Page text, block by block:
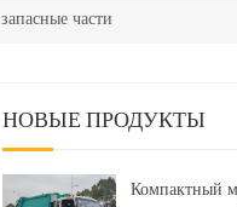
запасные части
НОВЫЕ ПРОДУКТЫ